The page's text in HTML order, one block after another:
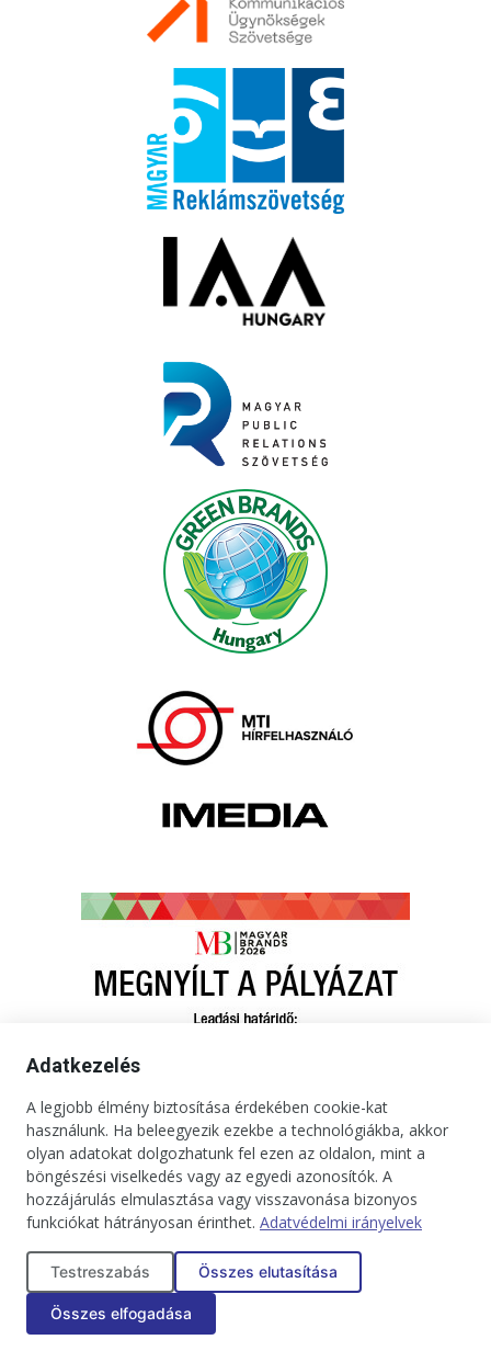
Kapcsolat Impresszum Médiaajánlat
Jogi tudnivalók
Adatkezelési tájékoztató
Copyright © 2025. Minden jog fenntartva. onBRANDS
Adatkezelés
A legjobb élmény biztosítása érdekében cookie-kat
használunk. Ha beleegyezik ezekbe a technológiákba, akkor
olyan adatokat dolgozhatunk fel ezen az oldalon, mint a
böngészési viselkedés vagy az egyedi azonosítók. A
hozzájárulás elmulasztása vagy visszavonása bizonyos
funkciókat hátrányosan érinthet. Adatvédelmi irányelvek
Testreszabás Összes elutasítása
Összes elfogadása